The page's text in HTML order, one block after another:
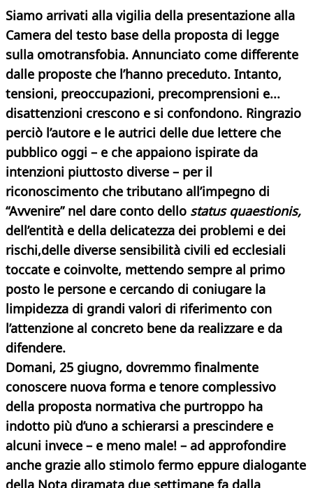
Siamo arrivati alla vigilia della presentazione alla
Camera del testo base della proposta di legge
sulla omotransfobia. Annunciato come differente
dalle proposte che l’hanno preceduto. Intanto,
tensioni, preoccupazioni, precomprensioni e...
disattenzioni crescono e si confondono. Ringrazio
perciò l’autore e le autrici delle due lettere che
pubblico oggi – e che appaiono ispirate da
intenzioni piuttosto diverse – per il
riconoscimento che tributano all’impegno di
“Avvenire” nel dare conto dello status quaestionis,
dell’entità e della delicatezza dei problemi e dei
rischi,delle diverse sensibilità civili ed ecclesiali
toccate e coinvolte, mettendo sempre al primo
posto le persone e cercando di coniugare la
limpidezza di grandi valori di riferimento con
l’attenzione al concreto bene da realizzare e da
difendere.
Domani, 25 giugno, dovremmo finalmente
conoscere nuova forma e tenore complessivo
della proposta normativa che purtroppo ha
indotto più d’uno a schierarsi a prescindere e
alcuni invece – e meno male! – ad approfondire
anche grazie allo stimolo fermo eppure dialogante
della Nota diramata due settimane fa dalla